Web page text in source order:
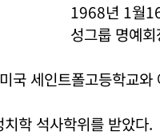
1968년 1월
성그룹 명예
국 세인트폴고등학교
학 석사학위를 받았다.